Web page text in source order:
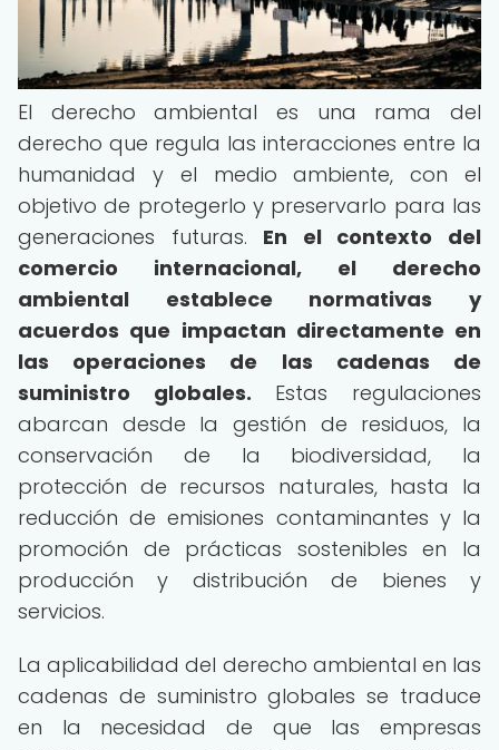
El derecho ambiental es una rama del
derecho que regula las interacciones entre la
humanidad y el medio ambiente, con el
objetivo de protegerlo y preservarlo para las
generaciones futuras. En el contexto del
comercio internacional, el derecho
ambiental establece normativas y
acuerdos que impactan directamente en
las operaciones de las cadenas de
suministro globales. Estas regulaciones
abarcan desde la gestión de residuos, la
conservación de la biodiversidad, la
protección de recursos naturales, hasta la
reducción de emisiones contaminantes y la
promoción de prácticas sostenibles en la
producción y distribución de bienes y
servicios.
La aplicabilidad del derecho ambiental en las
cadenas de suministro globales se traduce
en la necesidad de que las empresas